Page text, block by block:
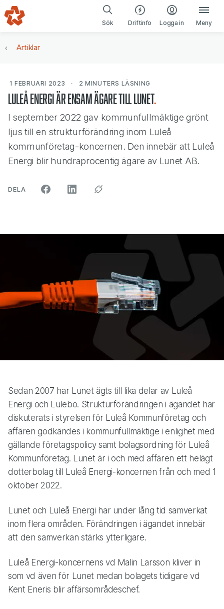
Gå till navigering
Gå till innehåll
Sök Driftinfo Logga in(öppnas i ny
Meny
Artiklar
1 FEBRUARI 2023 2 MINUTERS LÄSNING
Luleå Energi är ensam ägare till Lunet
I september 2022 gav kommunfullmäktige grönt
ljus till en strukturförändring inom Luleå
kommunföretag-koncernen. Den innebär att Luleå
Energi blir hundraprocentig ägare av Lunet AB.
DELA ARTIKELN PÅ SOCIALA MEDIER"
Sedan 2007 har Lunet ägts till lika delar av Luleå
Energi och Lulebo. Strukturförändringen i ägandet har
diskuterats i styrelsen för Luleå Kommunföretag och
affären godkändes i kommunfullmäktige i enlighet med
gällande företagspolicy samt bolagsordning för Luleå
Kommunföretag. Lunet är i och med affären ett helägt
dotterbolag till Luleå Energi-koncernen från och med 1
oktober 2022.
Lunet och Luleå Energi har under lång tid samverkat
inom flera områden. Förändringen i ägandet innebär
att den samverkan stärks ytterligare.
Luleå Energi-koncernens vd Malin Larsson kliver in
som vd även för Lunet medan bolagets tidigare vd
Kent Eneris blir affärsområdeschef.